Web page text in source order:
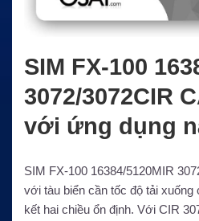
SIM FX-100
3072/3072CIR
với ứng dụng
SIM FX-100 16384/5120MIR
với tàu biển cần tốc độ tải xuống
kết hai chiều ổn định. Với CIR